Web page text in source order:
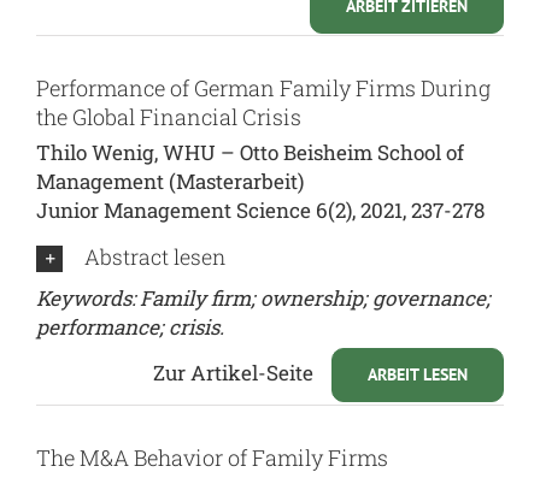
ARBEIT ZITIEREN
Performance of German Family Firms During
the Global Financial Crisis
Thilo Wenig, WHU – Otto Beisheim School of
Management (Masterarbeit)
Junior Management Science 6(2), 2021, 237-278
Abstract lesen
Keywords: Family firm; ownership; governance;
performance; crisis.
ARBEIT LESEN
Zur Artikel-Seite
The M&A Behavior of Family Firms